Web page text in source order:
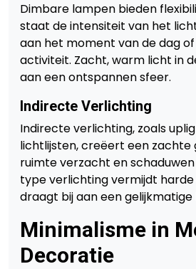
Dimbare lampen bieden
staat de intensiteit van het
aan het moment van de dag
activiteit. Zacht, warm licht in
aan een ontspannen sfeer.
Indirecte Verlichting
Indirecte verlichting, zoals
lichtlijsten, creëert een zachte
ruimte verzacht en
type verlichting vermijdt
draagt bij aan een
Minimalisme in
Decoratie